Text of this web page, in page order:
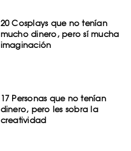
20 Cosplays que no tenían
mucho dinero, pero sí mucha
imaginación
17 Personas que no tenían
dinero, pero les sobra la
creatividad